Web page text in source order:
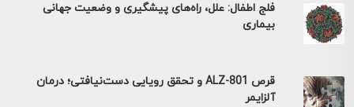
فلج اطفال: علل، راه‌های پیشگیری و وضعیت جهانی
بیماری
قرص ALZ-801 و تحقق رویایی دست‌نیافتی؛ درمان
آلزایمر